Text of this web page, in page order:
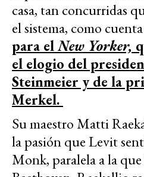
casa, tan concurridas
el sistema, como
para elNew Yorker,
el elogio del
Steinmeier y de la
Merkel.
Su maestro Matti
la pasión que Levit
Monk, paralela a la